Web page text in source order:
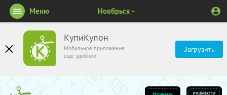
КупиКупон
Мобильное приложение
ещё удобнее
Загрузить
Меню Ноябрьск